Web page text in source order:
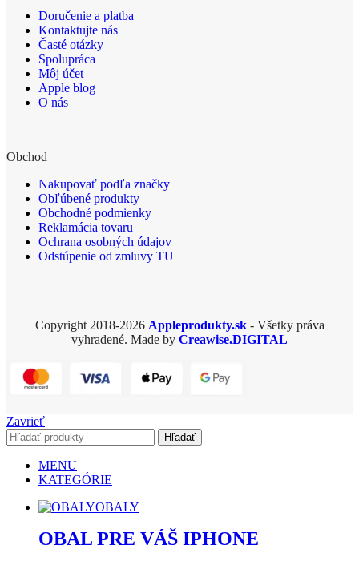
Doručenie a platba
Kontaktujte nás
Časté otázky
Spolupráca
Môj účet
Apple blog
O nás
Obchod
Nakupovať podľa značky
Obľúbené produkty
Obchodné podmienky
Reklamácia tovaru
Ochrana osobných údajov
Odstúpenie od zmluvy TU
Copyright 2018-2026 Appleprodukty.sk- Všetky práva
vyhradené. Made by Creawise.DIGITAL
Zavrieť
Hľadať
MENU
KATEGÓRIE
OBALY
OBAL PRE VÁŠ IPHONE